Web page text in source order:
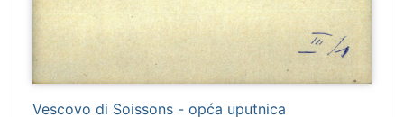
Vescovo di Soissons - opća uputnica